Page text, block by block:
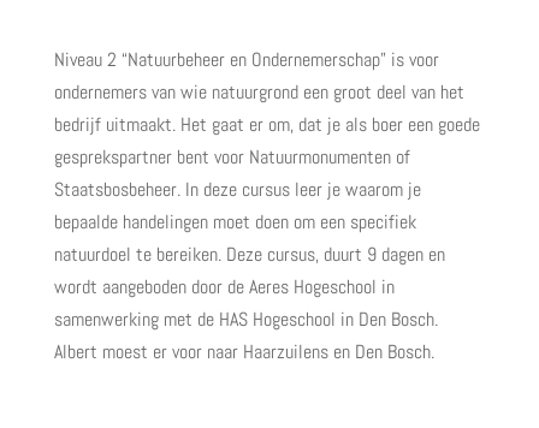
Niveau 2 “Natuurbeheer en Ondernemerschap” is voor
ondernemers van wie natuurgrond een groot deel van het
bedrijf uitmaakt. Het gaat er om, dat je als boer een goede
gesprekspartner bent voor Natuurmonumenten of
Staatsbosbeheer. In deze cursus leer je waarom je
bepaalde handelingen moet doen om een specifiek
natuurdoel te bereiken. Deze cursus, duurt 9 dagen en
wordt aangeboden door de Aeres Hogeschool in
samenwerking met de HAS Hogeschool in Den Bosch.
Albert moest er voor naar Haarzuilens en Den Bosch.